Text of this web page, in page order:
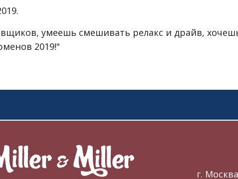
умеешь смешивать релакс и драйв,
2019!"
г.